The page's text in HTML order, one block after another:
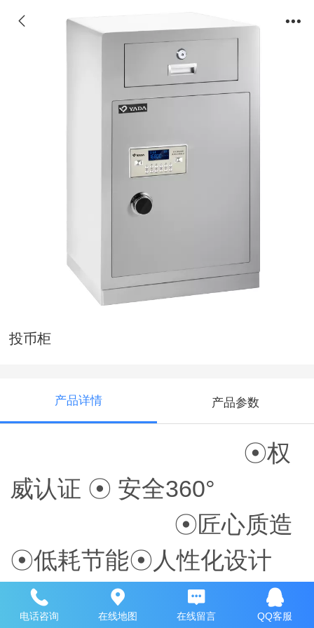
投币柜
产品详情 产品参数
☉权
威认证 ☉ 安全360°
☉匠心质造
☉低耗节能☉人性化设计
电话咨询 在线地图 在线留言 QQ客服